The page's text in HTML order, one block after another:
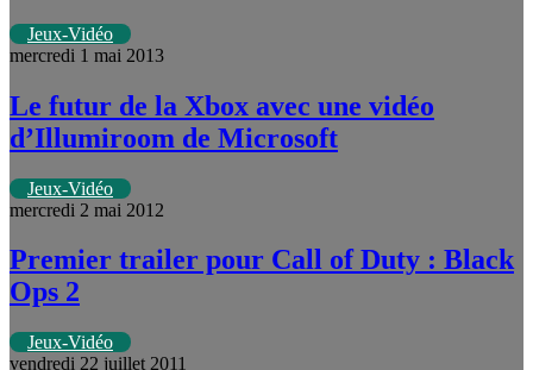
Jeux-Vidéo
mercredi 1 mai 2013
Le futur de la Xbox avec une vidéo
d’Illumiroom de Microsoft
Jeux-Vidéo
mercredi 2 mai 2012
Premier trailer pour Call of Duty : Black
Ops 2
Jeux-Vidéo
vendredi 22 juillet 2011